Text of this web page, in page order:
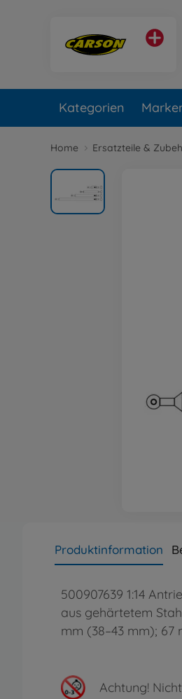
Kategorien
Home Ersatzteile &
Produktinformation
500907639 1:14
aus gehärtetem
mm (38–43 mm);
Achtung!